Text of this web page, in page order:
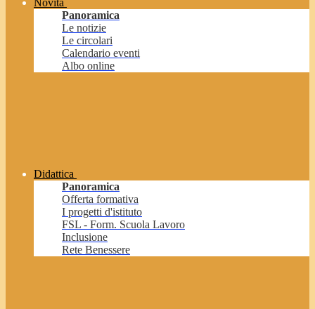
Novità
Panoramica
Le notizie
Le circolari
Calendario eventi
Albo online
Didattica
Panoramica
Offerta formativa
I progetti d'istituto
FSL - Form. Scuola Lavoro
Inclusione
Rete Benessere